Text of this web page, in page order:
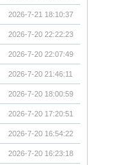
2026-7-21 18:10:37
2026-7-20 22:22:23
2026-7-20 22:07:49
2026-7-20 21:46:11
2026-7-20 18:00:59
2026-7-20 17:20:51
2026-7-20 16:54:22
2026-7-20 16:23:18